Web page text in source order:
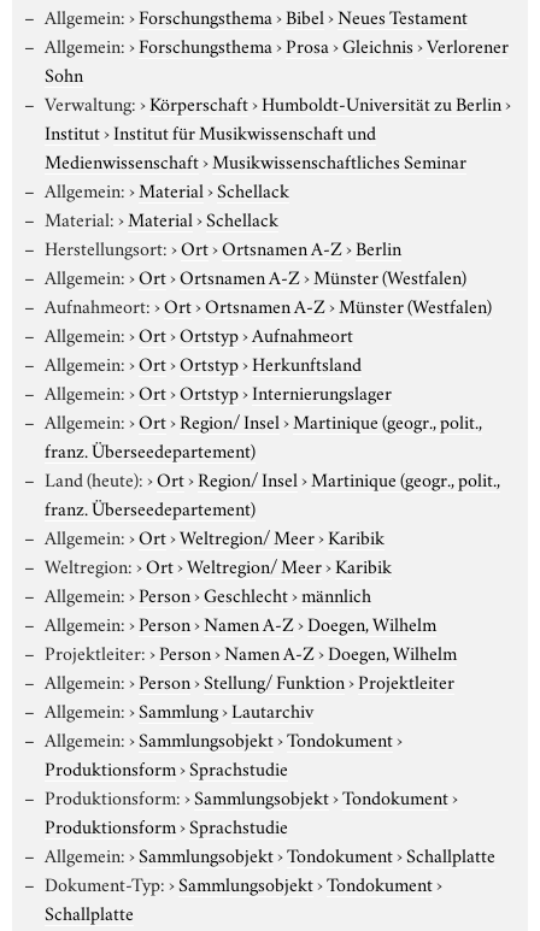
Allgemein:›Forschungsthema›Bibel›Neues Testament
Allgemein:›Forschungsthema›Prosa›Gleichnis›Verlorener
Sohn
Verwaltung:›Körperschaft›Humboldt-Universität zu Berlin›
Institut›Institut für Musikwissenschaft und
Medienwissenschaft›Musikwissenschaftliches Seminar
Allgemein:›Material›Schellack
Material:›Material›Schellack
Herstellungsort:›Ort›Ortsnamen A-Z›Berlin
Allgemein:›Ort›Ortsnamen A-Z›Münster (Westfalen)
Aufnahmeort:›Ort›Ortsnamen A-Z›Münster (Westfalen)
Allgemein:›Ort›Ortstyp›Aufnahmeort
Allgemein:›Ort›Ortstyp›Herkunftsland
Allgemein:›Ort›Ortstyp›Internierungslager
Allgemein:›Ort›Region/ Insel›Martinique (geogr., polit.,
franz. Überseedepartement)
Land (heute):›Ort›Region/ Insel›Martinique (geogr., polit.,
franz. Überseedepartement)
Allgemein:›Ort›Weltregion/ Meer›Karibik
Weltregion:›Ort›Weltregion/ Meer›Karibik
Allgemein:›Person›Geschlecht›männlich
Allgemein:›Person›Namen A-Z›Doegen, Wilhelm
Projektleiter:›Person›Namen A-Z›Doegen, Wilhelm
Allgemein:›Person›Stellung/ Funktion›Projektleiter
Allgemein:›Sammlung›Lautarchiv
Allgemein:›Sammlungsobjekt›Tondokument›
Produktionsform›Sprachstudie
Produktionsform:›Sammlungsobjekt›Tondokument›
Produktionsform›Sprachstudie
Allgemein:›Sammlungsobjekt›Tondokument›Schallplatte
Dokument-Typ:›Sammlungsobjekt›Tondokument›
Schallplatte